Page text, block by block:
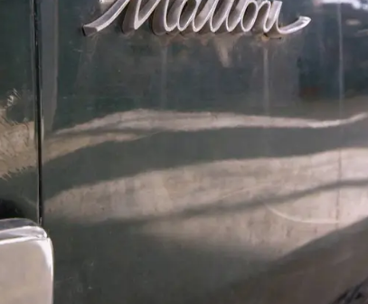
WhatsappFacebook
X
vuelve de su examen final de
con el nuevo
Malibu de 1966.
a su padre
por 8.500 dólares
“Siempre he sido fan de los